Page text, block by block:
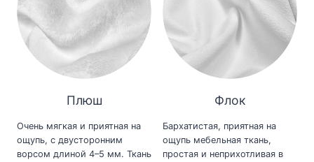
Плюш
Очень мягкая и приятная на
ощупь, с двусторонним
ворсом длиной 4–5 мм. Ткань
Флок
Бархатистая, приятная на
ощупь мебельная ткань,
простая и неприхотливая в